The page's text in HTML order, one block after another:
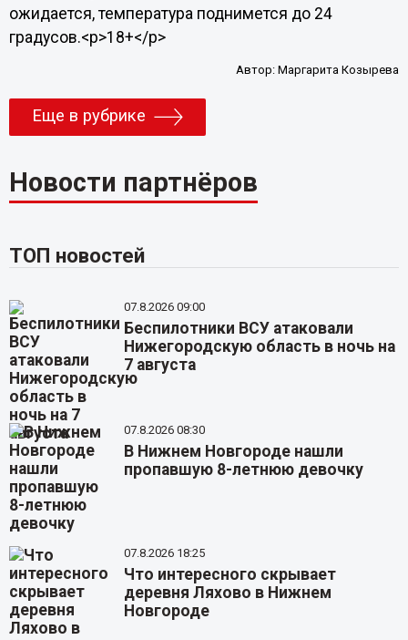
ожидается, температура поднимется до 24
градусов.<p>18+</p>
Автор:Маргарита Козырева
Еще в рубрике
Новости партнёров
ТОП новостей
07.8.2026 09:00
Беспилотники ВСУ атаковали
Нижегородскую область в ночь на
7 августа
07.8.2026 08:30
В Нижнем Новгороде нашли
пропавшую 8-летнюю девочку
07.8.2026 18:25
Что интересного скрывает
деревня Ляхово в Нижнем
Новгороде